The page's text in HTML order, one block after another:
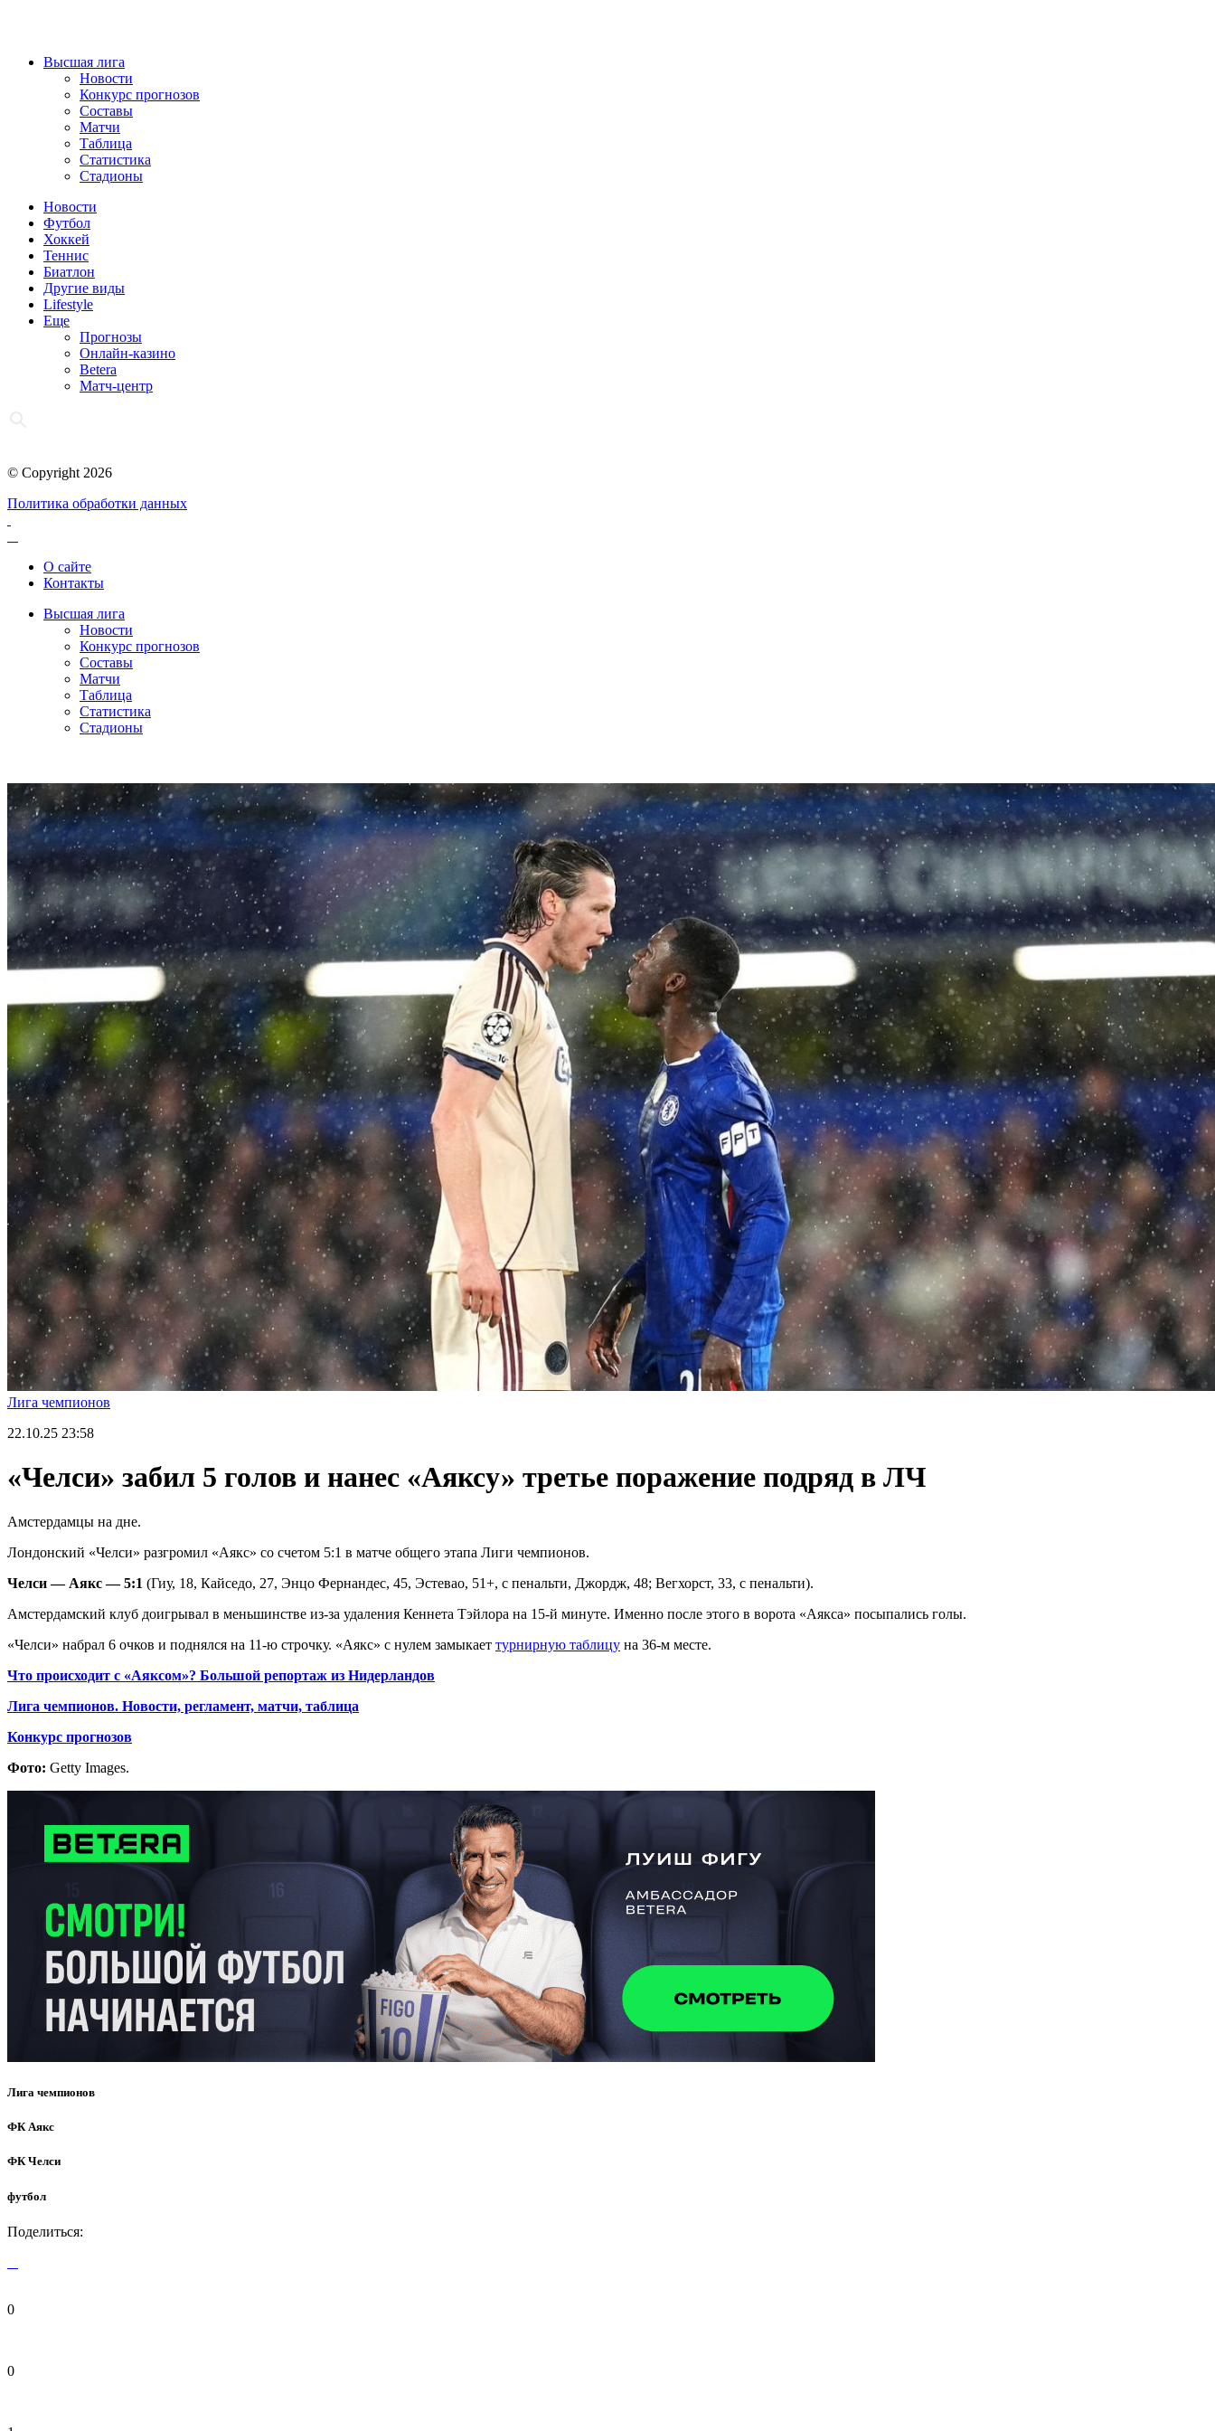
Высшая лига
Новости
Конкурс прогнозов
Составы
Матчи
Таблица
Статистика
Стадионы
Новости
Футбол
Хоккей
Теннис
Биатлон
Другие виды
Lifestyle
Еще
Прогнозы
Онлайн-казино
Betera
Матч-центр
© Copyright 2026
Политика обработки данных
О сайте
Контакты
Высшая лига
Новости
Конкурс прогнозов
Составы
Матчи
Таблица
Статистика
Стадионы
Лига чемпионов
22.10.25 23:58
«Челси» забил 5 голов и нанес «Аяксу» третье поражение подряд в ЛЧ
Амстердамцы на дне.
Лондонский «Челси» разгромил «Аякс» со счетом 5:1 в матче общего этапа Лиги чемпионов.
Челси — Аякс — 5:1 (Гиу, 18, Кайседо, 27, Энцо Фернандес, 45, Эстевао, 51+, с пенальти, Джордж, 48; Вегхорст, 33, с пенальти).
Амстердамский клуб доигрывал в меньшинстве из-за удаления Кеннета Тэйлора на 15-й минуте. Именно после этого в ворота «Аякса» посыпались голы.
«Челси» набрал 6 очков и поднялся на 11-ю строчку. «Аякс» с нулем замыкает турнирную таблицу на 36-м месте.
Что происходит с «Аяксом»? Большой репортаж из Нидерландов
Лига чемпионов. Новости, регламент, матчи, таблица
Конкурс прогнозов
Фото: Getty Images.
Лига чемпионов
ФК Аякс
ФК Челси
футбол
Поделиться:
0
0